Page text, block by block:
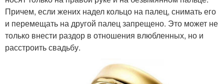
Причем, если жених надел кольцо на палец, снимать его
и перемещать на другой палец запрещено. Это может не
только внести раздор в отношения влюбленных, но и
расстроить свадьбу.